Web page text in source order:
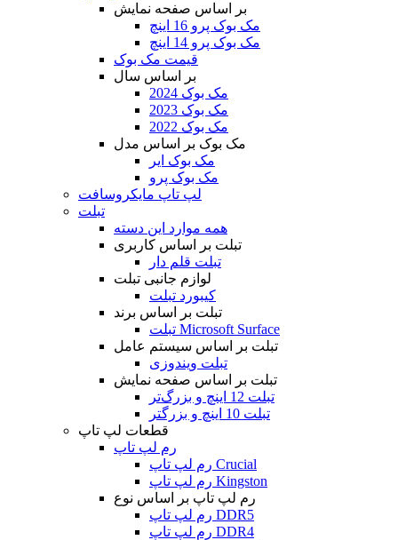
بر اساس صفحه نمایش
مک بوک پرو 16 اینچ
مک بوک پرو 14 اینچ
قیمت مک بوک
بر اساس سال
مک بوک 2024
مک بوک 2023
مک بوک 2022
مک بوک بر اساس مدل
مک بوک ایر
مک بوک پرو
لپ تاپ مایکروسافت
تبلت
همه موارد این دسته
تبلت بر اساس کاربری
تبلت قلم دار
لوازم جانبی تبلت
کیبورد تبلت
تبلت بر اساس برند
تبلت Microsoft Surface
تبلت بر اساس سیستم عامل
تبلت ویندوزی
تبلت بر اساس صفحه نمایش
تبلت 12 اینچ و بزرگ‌تر
تبلت 10 اینچ و بزرگتر
قطعات لپ تاپ
رم لپ تاپ
رم لپ تاپ Crucial
رم لپ تاپ Kingston
رم لپ تاپ بر اساس نوع
رم لپ تاپ DDR5
رم لپ تاپ DDR4